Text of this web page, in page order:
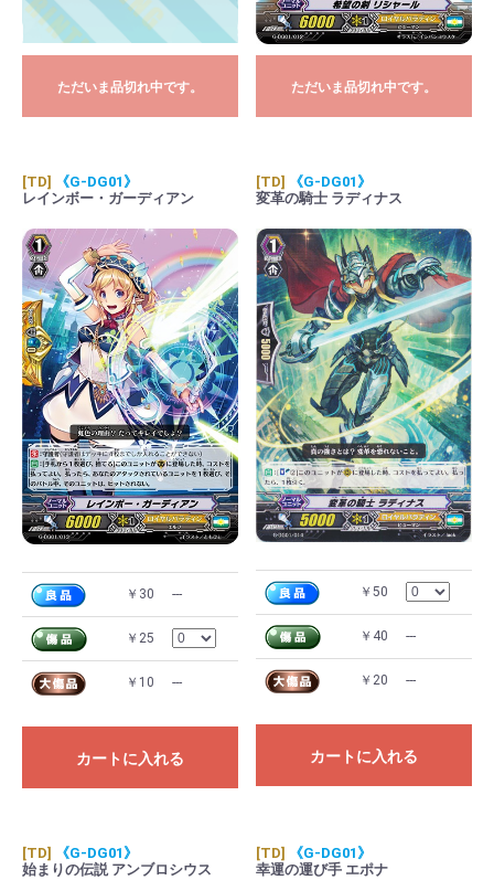
ただいま品切れ中です。 ただいま品切れ中です。
[TD]
《G-DG01》
レインボー・ガーディアン
￥30 ---
￥25
￥10 ---
カートに入れる
[TD]
《G-DG01》
変革の騎士 ラディナス
￥50
￥40 ---
￥20 ---
カートに入れる
[TD]
《G-DG01》
始まりの伝説 アンブロシウス
[TD]
《G-DG01》
幸運の運び手 エポナ